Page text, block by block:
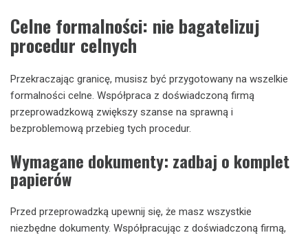
Celne formalności: nie bagatelizuj
procedur celnych
Przekraczając granicę, musisz być przygotowany na wszelkie
formalności celne. Współpraca z doświadczoną firmą
przeprowadzkową zwiększy szanse na sprawną i
bezproblemową przebieg tych procedur.
Wymagane dokumenty: zadbaj o komplet
papierów
Przed przeprowadzką upewnij się, że masz wszystkie
niezbędne dokumenty. Współpracując z doświadczoną firmą,